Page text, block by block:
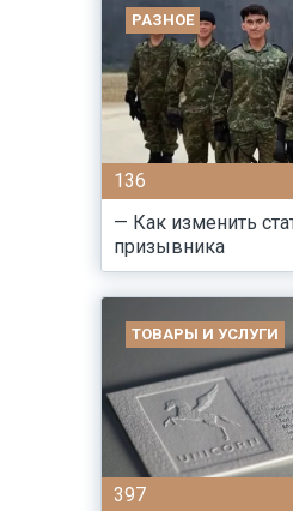
РАЗНОЕ
136
— Как изменить
призывника
ТОВАРЫ И УСЛУГИ
397